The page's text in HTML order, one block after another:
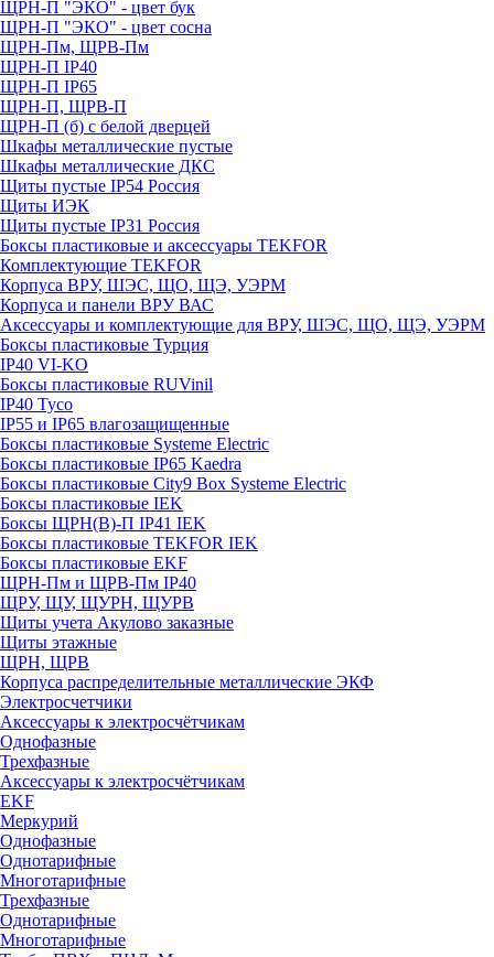
ЩРН-П "ЭКО" - цвет бук
ЩРН-П "ЭКО" - цвет сосна
ЩРН-Пм, ЩРВ-Пм
ЩРН-П IP40
ЩРН-П IP65
ЩРН-П, ЩРВ-П
ЩРН-П (б) с белой дверцей
Шкафы металлические пустые
Шкафы металлические ДКС
Щиты пустые IP54 Россия
Щиты ИЭК
Щиты пустые IP31 Россия
Боксы пластиковые и аксессуары TEKFOR
Комплектующие TEKFOR
Корпуса ВРУ, ШЭС, ЩО, ЩЭ, УЭРМ
Корпуса и панели ВРУ ВАС
Аксессуары и комплектующие для ВРУ, ШЭС, ЩО, ЩЭ, УЭРМ
Боксы пластиковые Турция
IP40 VI-KO
Боксы пластиковые RUVinil
IP40 Тусо
IP55 и IP65 влагозащищенные
Боксы пластиковые Systeme Electric
Боксы пластиковые IP65 Kaedra
Боксы пластиковые City9 Box Systeme Electric
Боксы пластиковые IEK
Боксы ЩРН(В)-П IP41 IEK
Боксы пластиковые TEKFOR IEK
Боксы пластиковые EKF
ЩРН-Пм и ЩРВ-Пм IP40
ЩРУ, ЩУ, ЩУРН, ЩУРВ
Щиты учета Акулово заказные
Щиты этажные
ЩРН, ЩРВ
Корпуса распределительные металлические ЭКФ
Электросчетчики
Аксессуары к электросчётчикам
Однофазные
Трехфазные
Аксессуары к электросчётчикам
EKF
Меркурий
Однофазные
Однотарифные
Многотарифные
Трехфазные
Однотарифные
Многотарифные